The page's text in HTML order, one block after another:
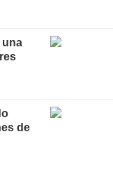
una
de